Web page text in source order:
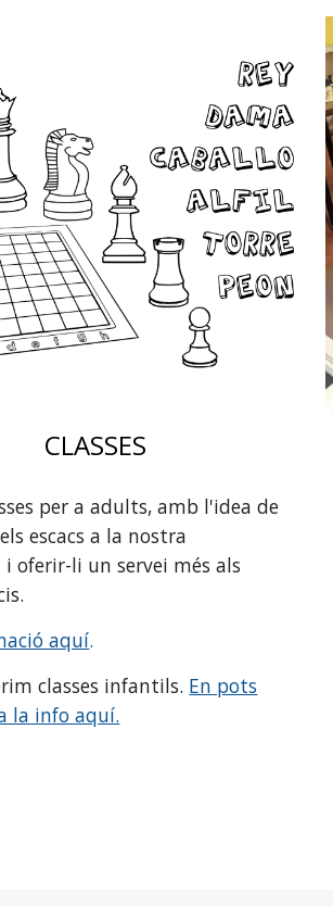
CLASSES
per a adults, amb l'idea de
escacs a la nostra
oferir-li un servei més als
aquí.
classes infantils. En pots
la info aquí.